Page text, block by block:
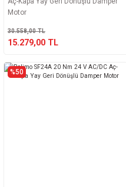
Motor
30.558,00 TL
15.279,00 TL
%50